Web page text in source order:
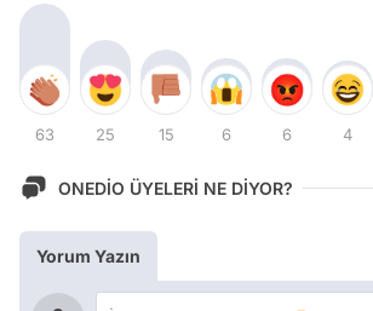
63 25 15 6 6 4
ONEDİO ÜYELERİ NE DİYOR?
Yorum Yazın